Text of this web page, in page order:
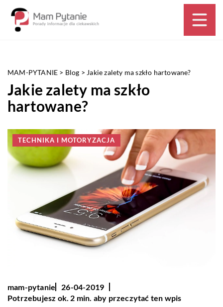
MAM-PYTANIE > Blog > Jakie zalety ma szkło hartowane?
Jakie zalety ma szkło
hartowane?
TECHNIKA I MOTORYZACJA
mam-pytanie
26-04-2019
Potrzebujesz ok. 2 min. aby przeczytać ten wpis